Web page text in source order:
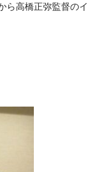
ら高橋正弥監督のイ